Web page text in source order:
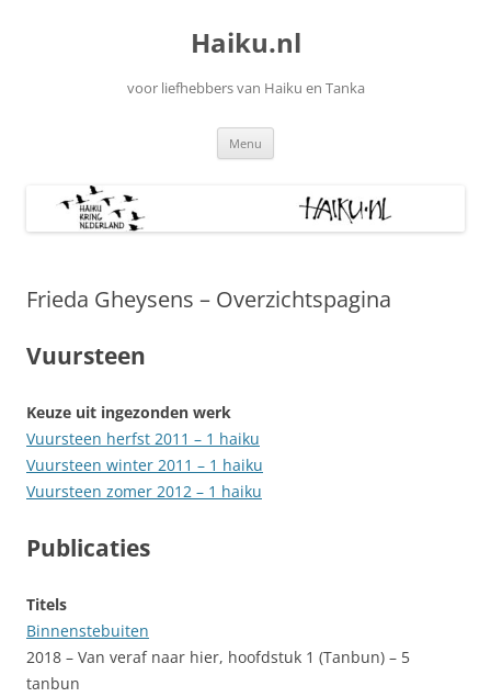
Haiku.nl
voor liefhebbers van Haiku en Tanka
Menu
Frieda Gheysens – Overzichtspagina
Vuursteen
Keuze uit ingezonden werk
Vuursteen herfst 2011 – 1 haiku
Vuursteen winter 2011 – 1 haiku
Vuursteen zomer 2012 – 1 haiku
Publicaties
Titels
Binnenstebuiten
2018 – Van veraf naar hier, hoofdstuk 1 (Tanbun) – 5
tanbun